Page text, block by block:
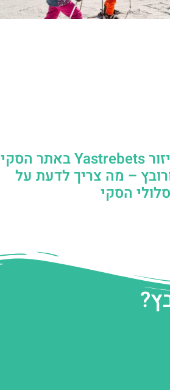
איזור Yastrebets באתר הסקי
– מה צריך לדעת על
הסקי